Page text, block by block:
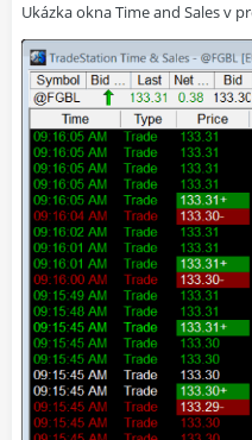
Ukázka okna Time and Sales v